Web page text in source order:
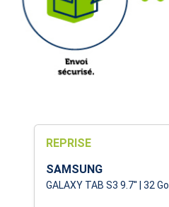
REPRISE
SAMSUNG
GALAXY TAB S3 9.7'' | 32 Go